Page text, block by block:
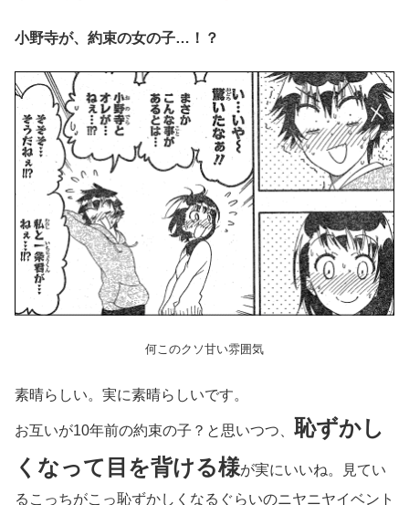
小野寺が、約束の女の子…！？
何このクソ甘い雰囲気
素晴らしい。実に素晴らしいです。
お互いが10年前の約束の子？と思いつつ、 恥ずかし
くなって目を背ける様が実にいいね。見てい
るこっちがこっ恥ずかしくなるぐらいのニヤニヤイベント